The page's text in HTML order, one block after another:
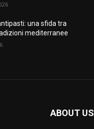
una sfida tra
mediterranee
ABOUT US